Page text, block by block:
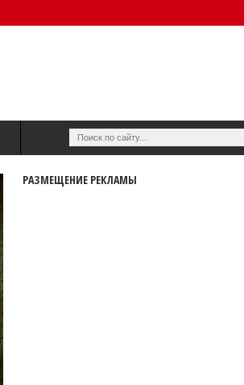
РАЗМЕЩЕНИЕ РЕКЛАМЫ